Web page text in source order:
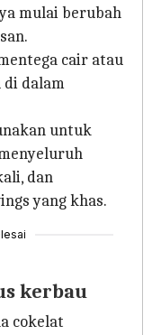
mulai berubah
cair atau
di dalam
untuk
dan
yang khas.
kerbau
cokelat